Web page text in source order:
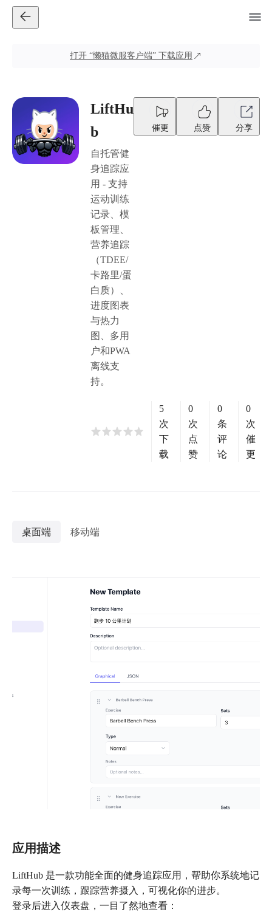
打开 “懒猫微服客户端” 下载应用
LiftHu
b
自托管健
身追踪应
用 - 支持
运动训练
记录、模
板管理、
营养追踪
（TDEE/
卡路里/蛋
白质）、
进度图表
与热力
图、多用
户和PWA
离线支
持。
催更 点赞 分享
5
次
下
载
0
次
点
赞
0
条
评
论
0
次
催
更
桌面端 移动端
应用描述
LiftHub 是一款功能全面的健身追踪应用，帮助你系统地记
录每一次训练，跟踪营养摄入，可视化你的进步。
登录后进入仪表盘，一目了然地查看：